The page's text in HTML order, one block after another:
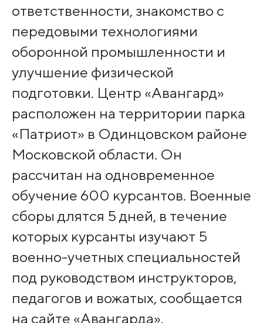
ответственности, знакомство с
передовыми технологиями
оборонной промышленности и
улучшение физической
подготовки. Центр «Авангард»
расположен на территории парка
«Патриот» в Одинцовском районе
Московской области. Он
рассчитан на одновременное
обучение 600 курсантов. Военные
сборы длятся 5 дней, в течение
которых курсанты изучают 5
военно-учетных специальностей
под руководством инструкторов,
педагогов и вожатых, сообщается
на сайте «Авангарда».